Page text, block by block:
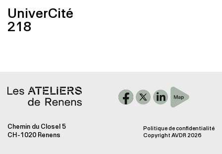
UniverCité
218
Chemin du Closel 5
CH-1020 Renens
Politique de confidentialité
Copyright AVDR 2026